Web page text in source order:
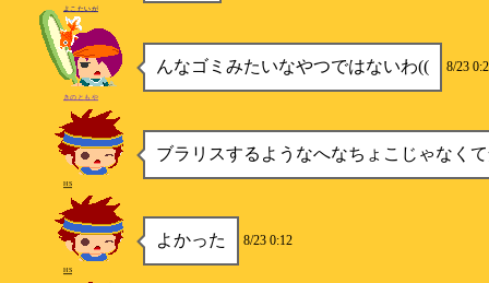
よこたいが
んなゴミみたいなやつではないわ(( 8/23
きのともや
ブラリスするようなへなちょこじゃなく
HS
よかった 8/23 0:12
HS